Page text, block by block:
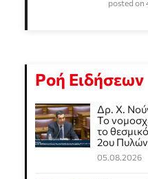
posted on
Ροή Ειδήσεων
Δρ. Χ.
Το
το
2ου
05.08.2026